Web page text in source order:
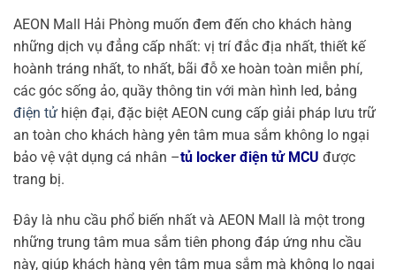
AEON Mall Hải Phòng muốn đem đến cho khách hàng
những dịch vụ đẳng cấp nhất: vị trí đắc địa nhất, thiết kế
hoành tráng nhất, to nhất, bãi đỗ xe hoàn toàn miễn phí,
các góc sống ảo, quầy thông tin với màn hình led, bảng
điện tử hiện đại, đặc biệt AEON cung cấp giải pháp lưu trữ
an toàn cho khách hàng yên tâm mua sắm không lo ngại
bảo vệ vật dụng cá nhân –tủ locker điện tử MCU được
trang bị.
Đây là nhu cầu phổ biến nhất và AEON Mall là một trong
những trung tâm mua sắm tiên phong đáp ứng nhu cầu
này, giúp khách hàng yên tâm mua sắm mà không lo ngại